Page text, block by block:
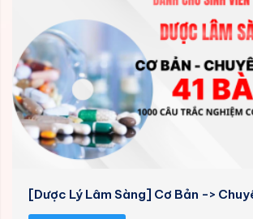
[Dược Lý Lâm Sàng] Cơ Bản ->